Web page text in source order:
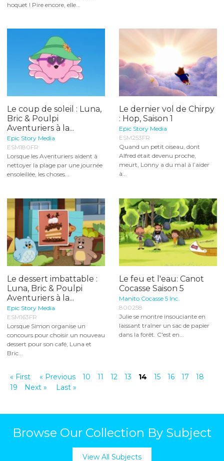
hoquet ! Pire encore, elle...
Le coup de soleil : Luna,
Bric & Poulpi
Aventuriers à la...
Epic Story Media
ESM180FR
Lorsque les Aventuriers aident à
nettoyer la plage par une journée
ensoleillée, les choses...
Le dernier vol de Chirpy
: Hop, Saison 1
Epic Story Media
ESM253FR
Quand un petit oiseau, dont
Alfred était devenu proche,
meurt, Lonny a du mal à l’aider
à...
Le dessert imbattable :
Luna, Bric & Poulpi
Aventuriers à la...
Epic Story Media
ESM163FR
Lorsque Simon organise un
concours pour choisir un nouveau
dessert pour son café, Luna et
Bric...
Le feu et l'eau: Canot
Cocasse Saison 5
Manito Cocasse 5 Inc.
800258
Julie se montre insouciante en
laissant traîner un sac de papier
dans la forêt. C'est en...
« First « Previous 10 11 12 13 14 15 16 17
18
19
Next » Last »
Browse Our Collection By Subject
View All Subjects